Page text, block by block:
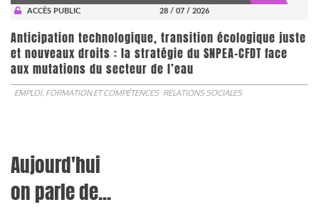
ACCÈS PUBLIC
28 / 07 / 2026
Anticipation technologique, transition écologique juste
et nouveaux droits : la stratégie du SNPEA-CFDT face
aux mutations du secteur de l’eau
EMPLOI, FORMATION ET COMPÉTENCES RELATIONS SOCIALES
Aujourd'hui
on parle de...